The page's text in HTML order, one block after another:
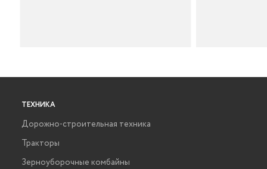
ТЕХНИКА
Дорожно-строительная техника
Тракторы
Зерноуборочные комбайны